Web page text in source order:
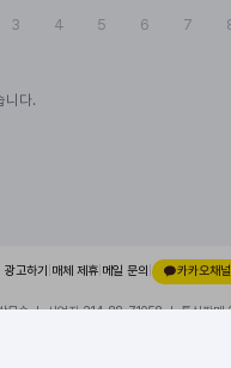
3 4 5 6 7
니다.
광고하기 매체 제휴 메일 문의 | 카카오채널
무순 ㅣ 사업자 214-88-71058 ㅣ 통신판